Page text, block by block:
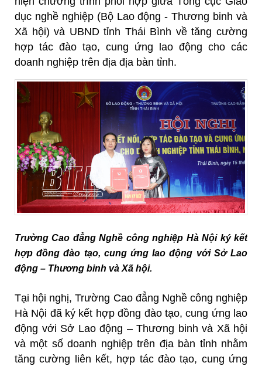
dục nghề nghiệp (Bộ Lao động - Thương binh và
Xã hội) và UBND tỉnh Thái Bình về tăng cường
hợp tác đào tạo, cung ứng lao động cho các
doanh nghiệp trên địa địa bàn tỉnh.
Trường Cao đẳng Nghề công nghiệp Hà Nội ký kết
hợp đồng đào tạo, cung ứng lao động với Sở Lao
động – Thương binh và Xã hội.
Tại hội nghị, Trường Cao đẳng Nghề công nghiệp
Hà Nội đã ký kết hợp đồng đào tạo, cung ứng lao
động với Sở Lao động – Thương binh và Xã hội
và một số doanh nghiệp trên địa bàn tỉnh nhằm
tăng cường liên kết, hợp tác đào tạo, cung ứng